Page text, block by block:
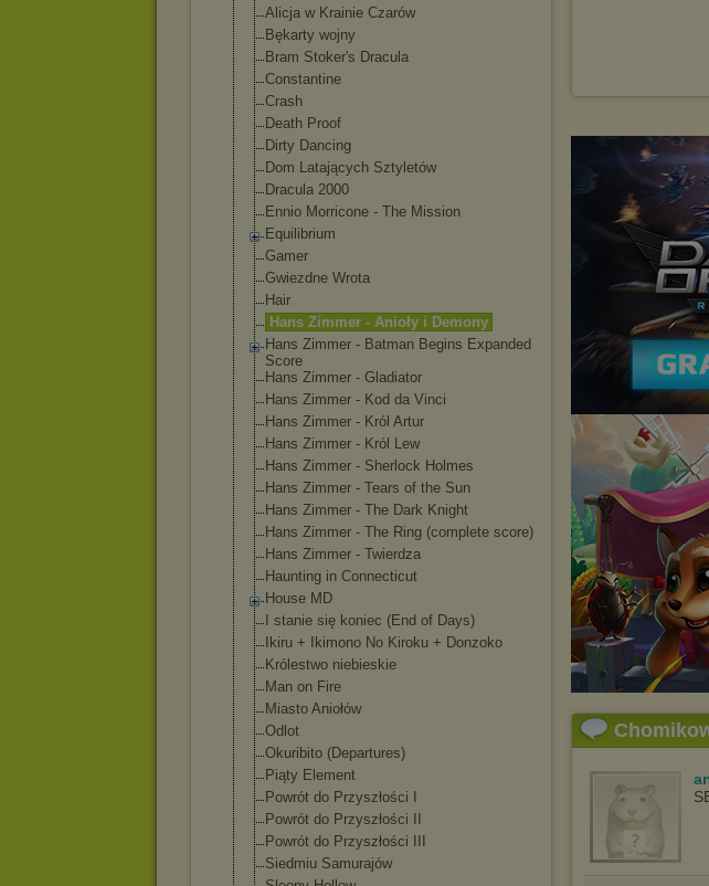
Alicja w Krainie Czarów
Bękarty wojny
Bram Stoker's Dracula
Constantine
Crash
Death Proof
Dirty Dancing
Dom Latających Sztyletów
Dracula 2000
Ennio Morricone - The Mission
Equilibrium
Gamer
Gwiezdne Wrota
Hair
Hans Zimmer - Anioły i Demony
Hans Zimmer - Batman Begins Expanded
Score
Hans Zimmer - Gladiator
Hans Zimmer - Kod da Vinci
Hans Zimmer - Król Artur
Hans Zimmer - Król Lew
Hans Zimmer - Sherlock Holmes
Hans Zimmer - Tears of the Sun
Hans Zimmer - The Dark Knight
Hans Zimmer - The Ring (complete score)
Hans Zimmer - Twierdza
Haunting in Connecticut
House MD
I stanie się koniec (End of Days)
Ikiru + Ikimono No Kiroku + Donzoko
Królestwo niebieskie
Man on Fire
Miasto Aniołów
Odlot
Okuribito (Departures)
Piąty Element
Powrót do Przyszłości I
Powrót do Przyszłości II
Powrót do Przyszłości III
Siedmiu Samurajów